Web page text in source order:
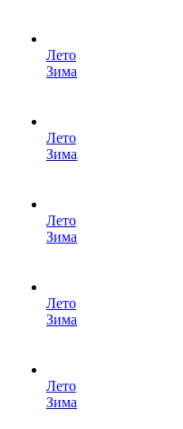
Лето
Зима
Лето
Зима
Лето
Зима
Лето
Зима
Лето
Зима